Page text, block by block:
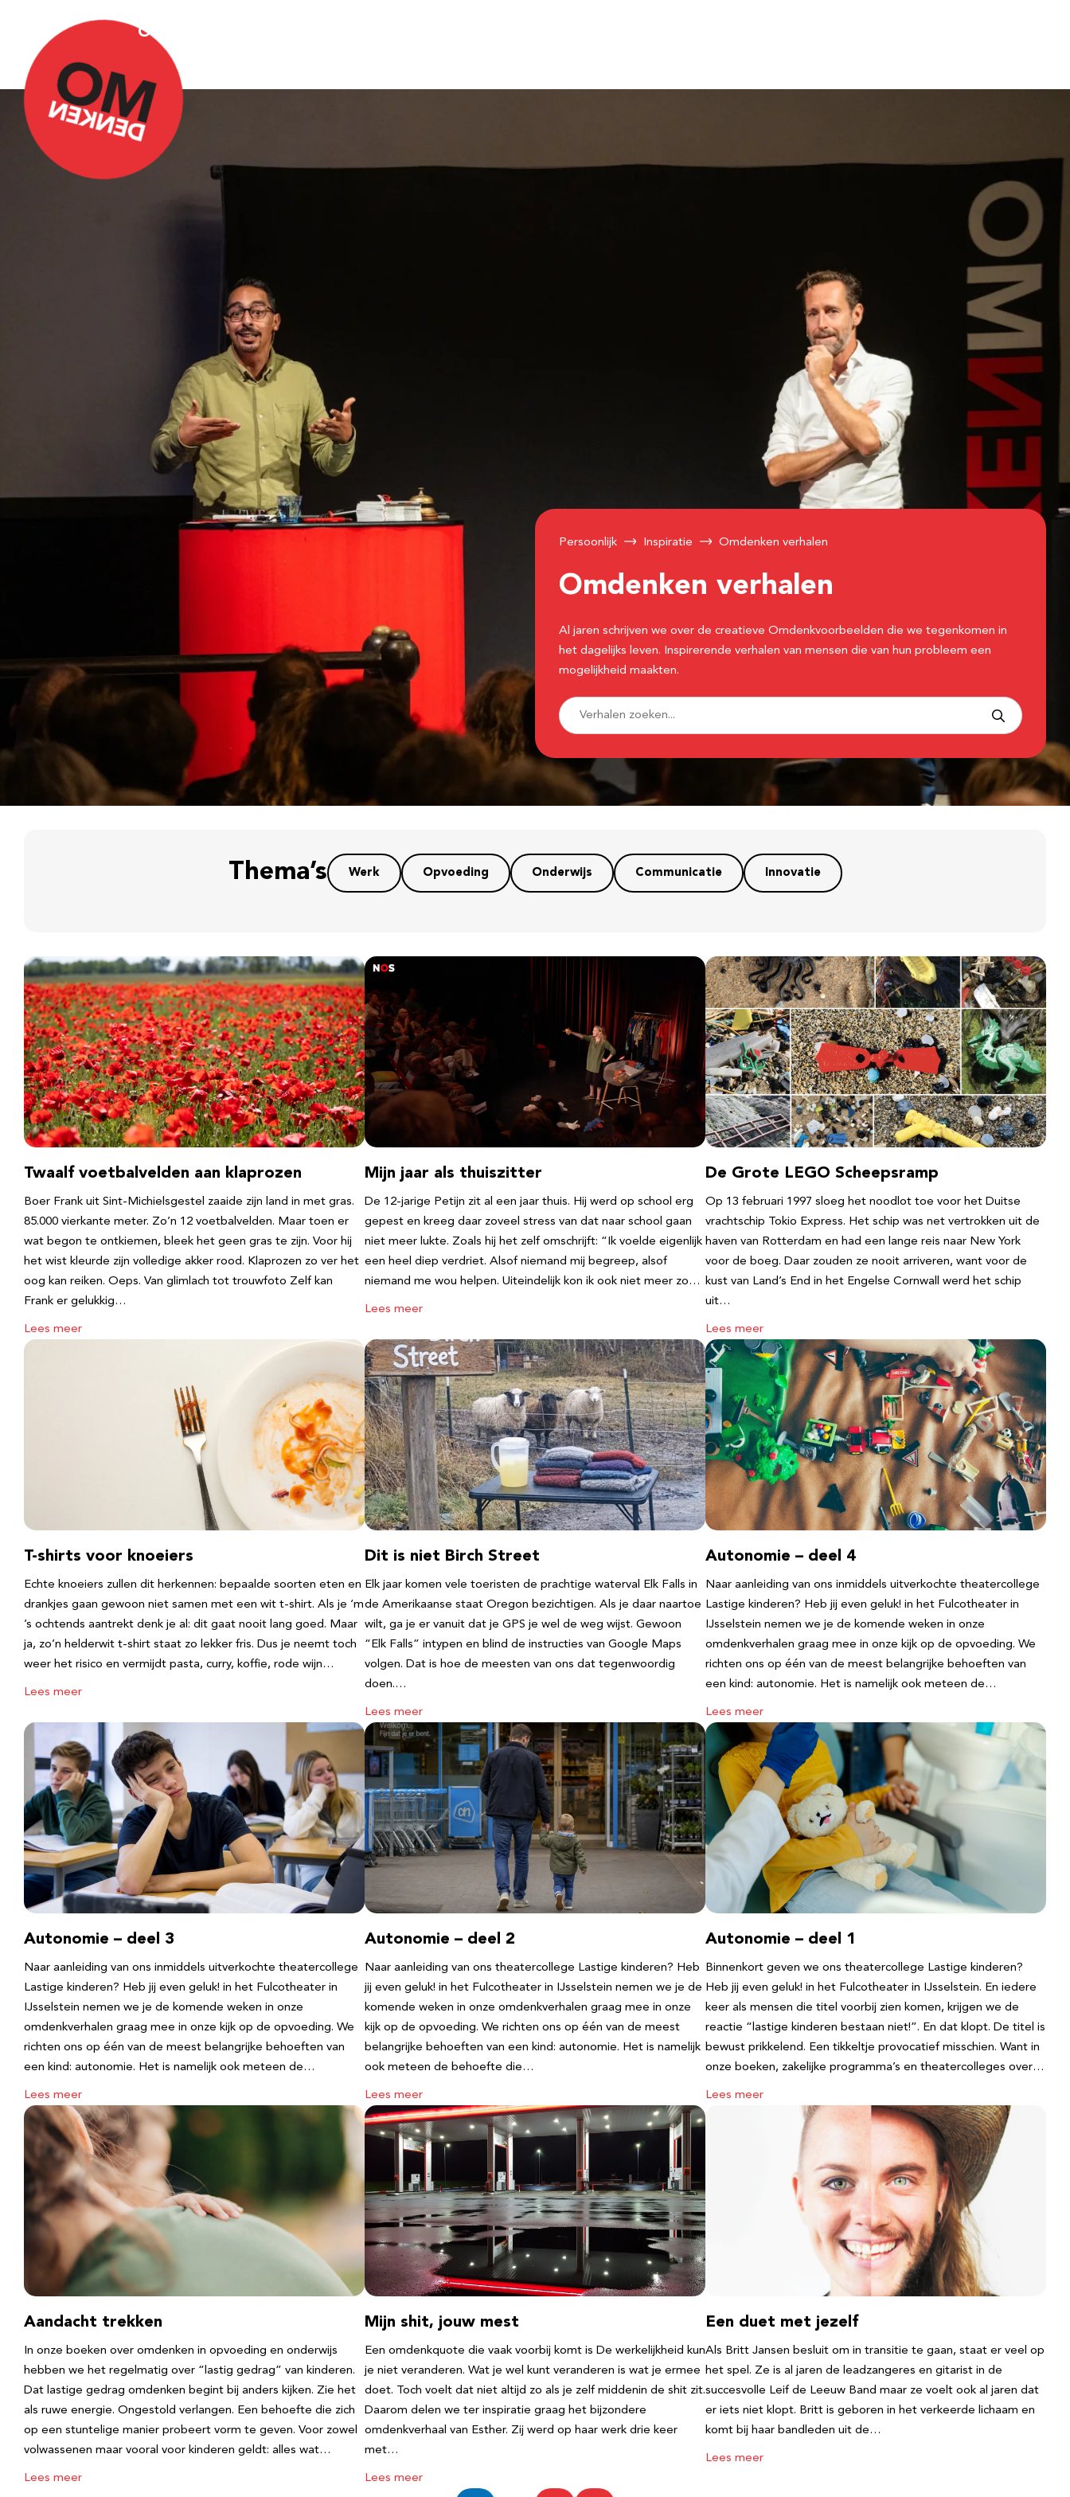
Over Omdenken
Persoonlijk Inspiratie Omdenken verhalen
Omdenken verhalen
Al jaren schrijven we over de creatieve Omdenkvoorbeelden die we tegenkomen in
het dagelijks leven. Inspirerende verhalen van mensen die van hun probleem een
mogelijkheid maakten.
Thema’s Werk Opvoeding Onderwijs Communicatie Innovatie
Twaalf voetbalvelden aan klaprozen
Boer Frank uit Sint-Michielsgestel zaaide zijn land in met gras.
85.000 vierkante meter. Zo’n 12 voetbalvelden. Maar toen er
wat begon te ontkiemen, bleek het geen gras te zijn. Voor hij
het wist kleurde zijn volledige akker rood. Klaprozen zo ver het
oog kan reiken. Oeps. Van glimlach tot trouwfoto Zelf kan
Frank er gelukkig…
Lees meer
Mijn jaar als thuiszitter
De 12-jarige Petijn zit al een jaar thuis. Hij werd op school erg
gepest en kreeg daar zoveel stress van dat naar school gaan
niet meer lukte. Zoals hij het zelf omschrijft: “Ik voelde eigenlijk
een heel diep verdriet. Alsof niemand mij begreep, alsof
niemand me wou helpen. Uiteindelijk kon ik ook niet meer zo…
Lees meer
De Grote LEGO Scheepsramp
Op 13 februari 1997 sloeg het noodlot toe voor het Duitse
vrachtschip Tokio Express. Het schip was net vertrokken uit de
haven van Rotterdam en had een lange reis naar New York
voor de boeg. Daar zouden ze nooit arriveren, want voor de
kust van Land’s End in het Engelse Cornwall werd het schip
uit…
Lees meer
T-shirts voor knoeiers
Echte knoeiers zullen dit herkennen: bepaalde soorten eten en
drankjes gaan gewoon niet samen met een wit t-shirt. Als je ‘m
’s ochtends aantrekt denk je al: dit gaat nooit lang goed. Maar
ja, zo’n helderwit t-shirt staat zo lekker fris. Dus je neemt toch
weer het risico en vermijdt pasta, curry, koffie, rode wijn…
Lees meer
Dit is niet Birch Street
Elk jaar komen vele toeristen de prachtige waterval Elk Falls in
de Amerikaanse staat Oregon bezichtigen. Als je daar naartoe
wilt, ga je er vanuit dat je GPS je wel de weg wijst. Gewoon
“Elk Falls” intypen en blind de instructies van Google Maps
volgen. Dat is hoe de meesten van ons dat tegenwoordig
doen.…
Lees meer
Autonomie – deel 4
Naar aanleiding van ons inmiddels uitverkochte theatercollege
Lastige kinderen? Heb jij even geluk! in het Fulcotheater in
IJsselstein nemen we je de komende weken in onze
omdenkverhalen graag mee in onze kijk op de opvoeding. We
richten ons op één van de meest belangrijke behoeften van
een kind: autonomie. Het is namelijk ook meteen de…
Lees meer
Autonomie – deel 3
Naar aanleiding van ons inmiddels uitverkochte theatercollege
Lastige kinderen? Heb jij even geluk! in het Fulcotheater in
IJsselstein nemen we je de komende weken in onze
omdenkverhalen graag mee in onze kijk op de opvoeding. We
richten ons op één van de meest belangrijke behoeften van
een kind: autonomie. Het is namelijk ook meteen de…
Lees meer
Autonomie – deel 2
Naar aanleiding van ons theatercollege Lastige kinderen? Heb
jij even geluk! in het Fulcotheater in IJsselstein nemen we je de
komende weken in onze omdenkverhalen graag mee in onze
kijk op de opvoeding. We richten ons op één van de meest
belangrijke behoeften van een kind: autonomie. Het is namelijk
ook meteen de behoefte die…
Lees meer
Autonomie – deel 1
Binnenkort geven we ons theatercollege Lastige kinderen?
Heb jij even geluk! in het Fulcotheater in IJsselstein. En iedere
keer als mensen die titel voorbij zien komen, krijgen we de
reactie “lastige kinderen bestaan niet!”. En dat klopt. De titel is
bewust prikkelend. Een tikkeltje provocatief misschien. Want in
onze boeken, zakelijke programma’s en theatercolleges over…
Lees meer
Aandacht trekken
In onze boeken over omdenken in opvoeding en onderwijs
hebben we het regelmatig over “lastig gedrag” van kinderen.
Dat lastige gedrag omdenken begint bij anders kijken. Zie het
als ruwe energie. Ongestold verlangen. Een behoefte die zich
op een stuntelige manier probeert vorm te geven. Voor zowel
volwassenen maar vooral voor kinderen geldt: alles wat…
Lees meer
Mijn shit, jouw mest
Een omdenkquote die vaak voorbij komt is De werkelijkheid kun
je niet veranderen. Wat je wel kunt veranderen is wat je ermee
doet. Toch voelt dat niet altijd zo als je zelf middenin de shit zit.
Daarom delen we ter inspiratie graag het bijzondere
omdenkverhaal van Esther. Zij werd op haar werk drie keer
met…
Lees meer
Een duet met jezelf
Als Britt Jansen besluit om in transitie te gaan, staat er veel op
het spel. Ze is al jaren de leadzangeres en gitarist in de
succesvolle Leif de Leeuw Band maar ze voelt ook al jaren dat
er iets niet klopt. Britt is geboren in het verkeerde lichaam en
komt bij haar bandleden uit de…
Lees meer